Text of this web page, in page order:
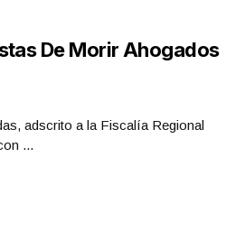
De Morir Ahogados
adscrito a la Fiscalía Regional
...